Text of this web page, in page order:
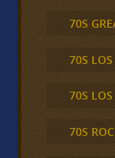
70S
70S LOS
70S
70S